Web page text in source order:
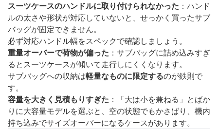
スーツケースのハンドルに取り付けられなかった ：ハンド
ルの太さや形状が対応していないと、せっかく買ったサブ
バッグが固定できません。
必ず対応ハンドル幅をスペックで確認しましょう。
重量オーバーで荷物が偏った ：サブバッグに詰め込みすぎ
るとスーツケースが傾いて走行しにくくなります。
サブバッグへの収納は軽量なものに限定するのが鉄則で
す。
容量を大きく見積もりすぎた ：「大は小を兼ねる」とばか
りに大容量モデルを選ぶと、空の状態でもかさばり、機内
持ち込みでサイズオーバーになるケースがあります。